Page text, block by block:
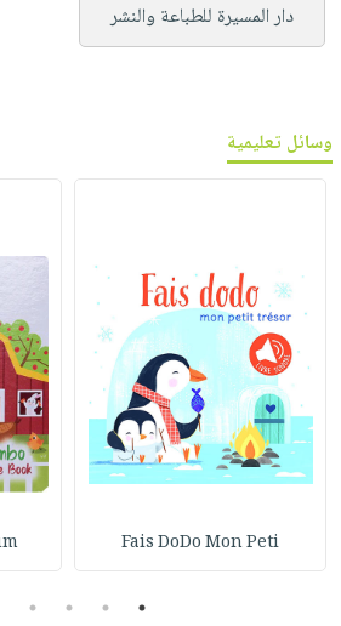
دار المسيرة للطباعة والنشر
وسائل تعليمية
Fais DoDo Mon Peti
1
2
3
4